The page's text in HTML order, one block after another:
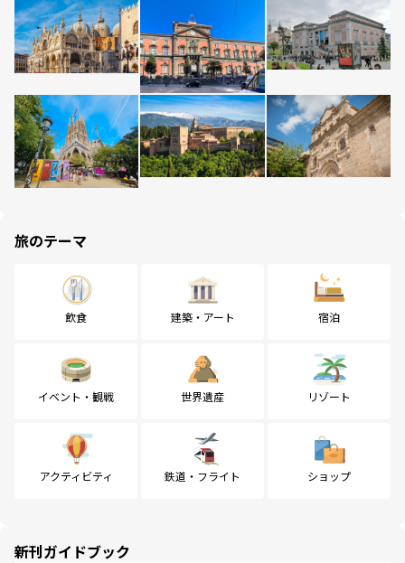
旅のテーマ
飲食 建築・アート 宿泊
イベント・観戦 世界遺産 リゾート
アクティビティ 鉄道・フライト ショップ
新刊ガイドブック